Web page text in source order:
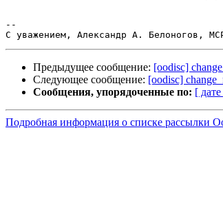
--
Предыдущее сообщение: [oodisc]
Следующее сообщение: [oodisc]
Сообщения, упорядоченные по: [
Подробная информация о списке рассылки